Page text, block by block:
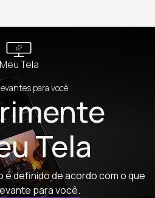
Meu Tela
para você
Tela
é definido de acordo com o que
para você.